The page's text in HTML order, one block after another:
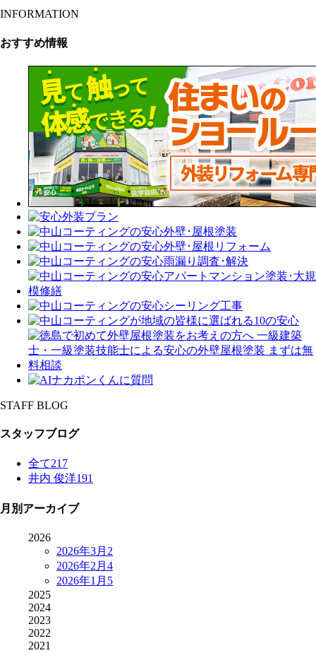
INFORMATION
おすすめ情報
STAFF BLOG
スタッフブログ
全て217
井内 俊洋191
月別アーカイブ
2026
2026年3月 2
2026年2月 4
2026年1月 5
2025
2024
2023
2022
2021